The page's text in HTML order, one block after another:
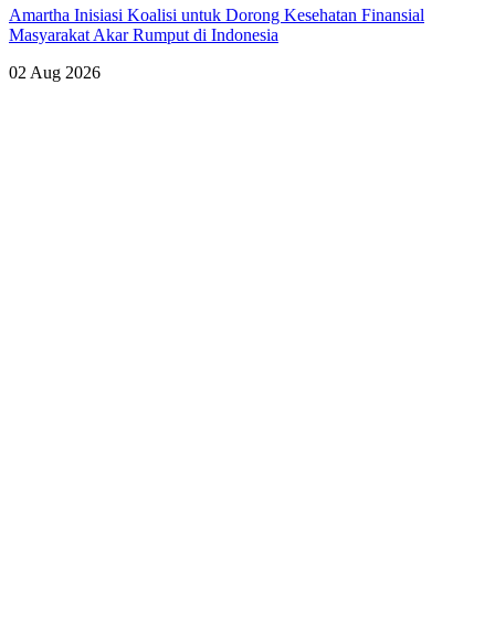
Amartha Inisiasi Koalisi untuk Dorong Kesehatan Finansial
Masyarakat Akar Rumput di Indonesia
02 Aug 2026